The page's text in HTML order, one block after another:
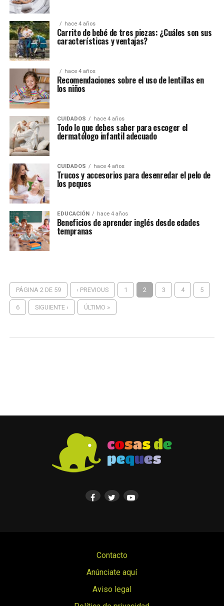
hace 4 años
Carrito de bebé de tres piezas: ¿Cuáles son sus
características y ventajas?
hace 4 años
Recomendaciones sobre el uso de lentillas en
los niños
CUIDADOS hace 4 años
Todo lo que debes saber para escoger el
dermatólogo infantil adecuado
CUIDADOS hace 4 años
Trucos y accesorios para desenredar el pelo de
los peques
EDUCACIÓN hace 4 años
Beneficios de aprender inglés desde edades
tempranas
PÁGINA 2 DE 59 ‹ PREVIOUS 1 2 3 4 5
6 SIGUIENTE › ÚLTIMO »
Contacto
Anúnciate aquí
Aviso legal